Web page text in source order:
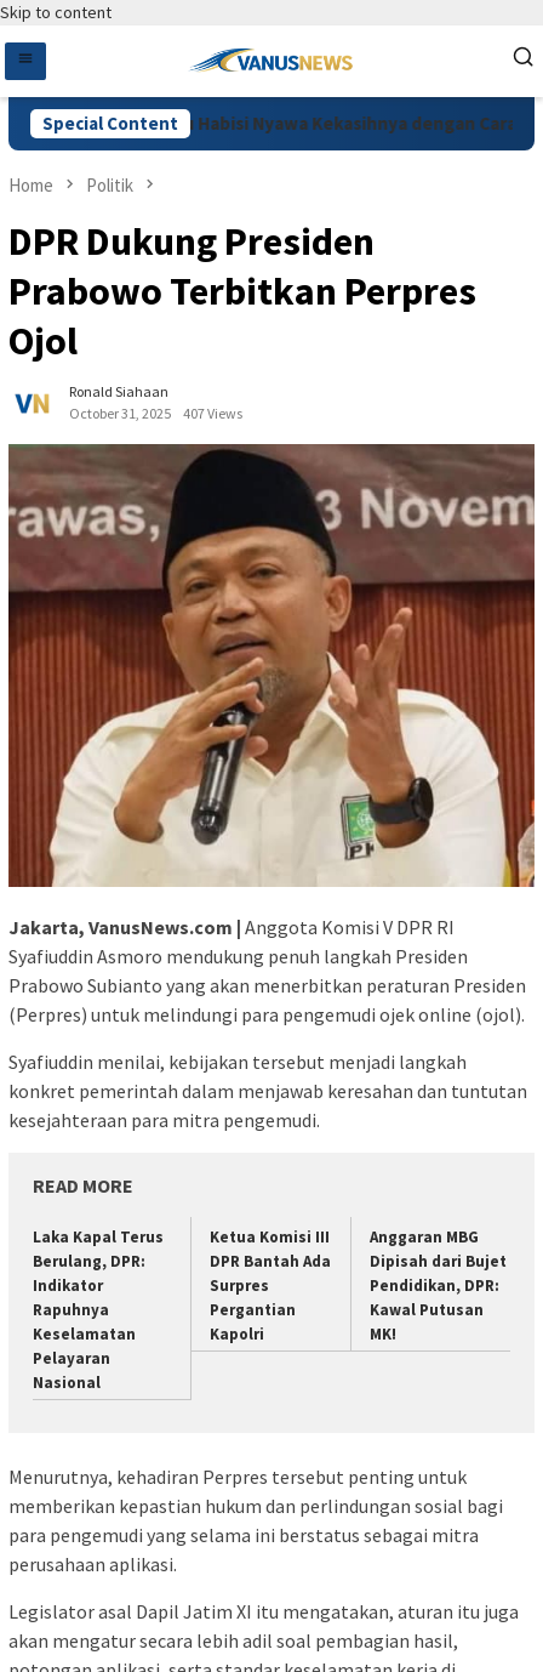
Skip to content
Special Content
Pelaku Habisi Nyawa Kekasihnya dengan Cara
Home Politik
DPR Dukung Presiden
Prabowo Terbitkan Perpres
Ojol
Ronald Siahaan
October 31, 2025
407 Views
Jakarta, VanusNews.com | Anggota Komisi V DPR RI
Syafiuddin Asmoro mendukung penuh langkah Presiden
Prabowo Subianto yang akan menerbitkan peraturan Presiden
(Perpres) untuk melindungi para pengemudi ojek online (ojol).
Syafiuddin menilai, kebijakan tersebut menjadi langkah
konkret pemerintah dalam menjawab keresahan dan tuntutan
kesejahteraan para mitra pengemudi.
READ MORE
Laka Kapal Terus
Berulang, DPR:
Indikator
Rapuhnya
Keselamatan
Pelayaran
Nasional
Ketua Komisi III
DPR Bantah Ada
Surpres
Pergantian
Kapolri
Anggaran MBG
Dipisah dari Bujet
Pendidikan, DPR:
Kawal Putusan
MK!
Menurutnya, kehadiran Perpres tersebut penting untuk
memberikan kepastian hukum dan perlindungan sosial bagi
para pengemudi yang selama ini berstatus sebagai mitra
perusahaan aplikasi.
Legislator asal Dapil Jatim XI itu mengatakan, aturan itu juga
akan mengatur secara lebih adil soal pembagian hasil,